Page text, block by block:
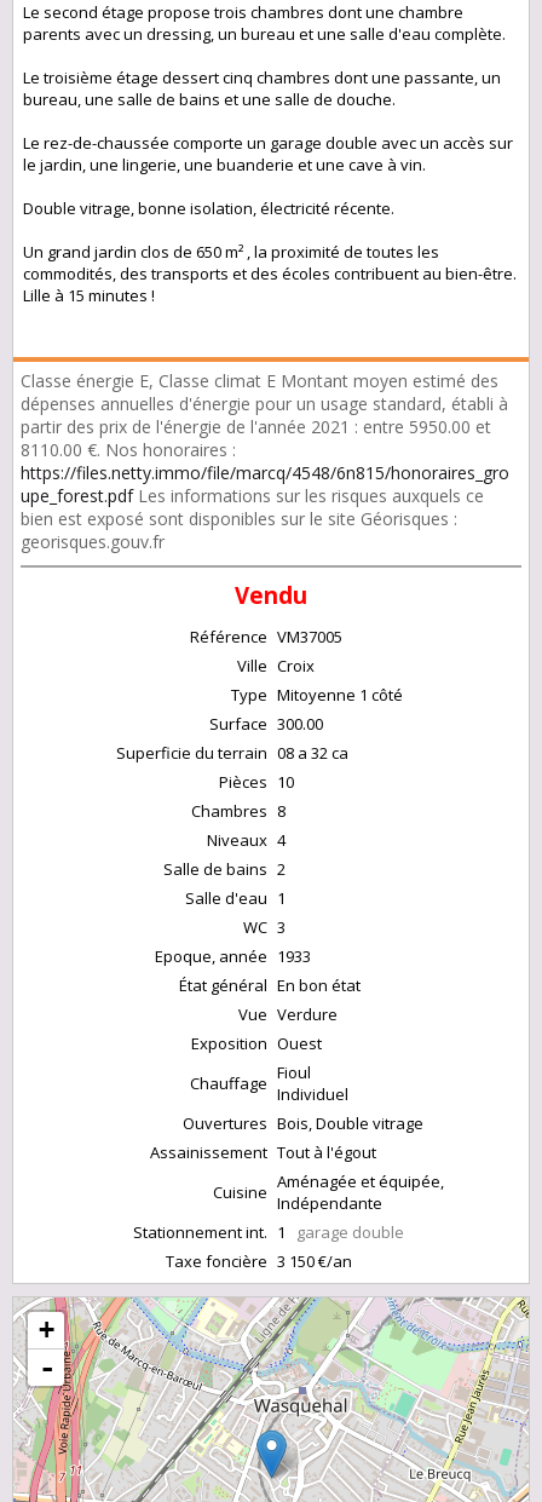
Le second étage propose trois chambres dont une chambre
parents avec un dressing, un bureau et une salle d'eau complète.
Le troisième étage dessert cinq chambres dont une passante, un
bureau, une salle de bains et une salle de douche.
Le rez-de-chaussée comporte un garage double avec un accès sur
le jardin, une lingerie, une buanderie et une cave à vin.
Double vitrage, bonne isolation, électricité récente.
Un grand jardin clos de 650 m² , la proximité de toutes les
commodités, des transports et des écoles contribuent au bien-être.
Lille à 15 minutes !
Classe énergie E, Classe climat E Montant moyen estimé des
dépenses annuelles d'énergie pour un usage standard, établi à
partir des prix de l'énergie de l'année 2021 : entre 5950.00 et
8110.00 €. Nos honoraires :
https://files.netty.immo/file/marcq/4548/6n815/honoraires_gro
upe_forest.pdfLes informations sur les risques auxquels ce
bien est exposé sont disponibles sur le site Géorisques :
georisques.gouv.fr
Vendu
Référence VM37005
Ville Croix
Type Mitoyenne 1 côté
Surface 300.00
Superficie du terrain 08 a 32 ca
Pièces 10
Chambres 8
Niveaux 4
Salle de bains 2
Salle d'eau 1
WC 3
Epoque, année 1933
État général En bon état
Vue Verdure
Exposition Ouest
Chauffage Fioul
Individuel
Ouvertures Bois, Double vitrage
Assainissement Tout à l'égout
Cuisine Aménagée et équipée,
Indépendante
Stationnement int. 1
garage double
Taxe foncière 3 150 €/an
+
-